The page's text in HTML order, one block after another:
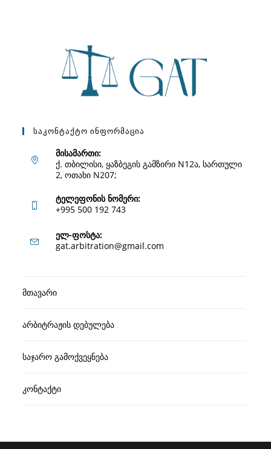
Საკონტაქტო Ინფორმაცია
მისამართი:
ქ. თბილისი, ყაზბეგის გამზირი N12ა, სართული
2, ოთახი N207;
ტელეფონის ნომერი:
+995 500 192 743
in
application
ელ-ფოსტა:
gat.arbitration@gmail.com
მთავარი
არბიტრაჟის დებულება
საჯარო გამოქვეყნება
კონტაქტი